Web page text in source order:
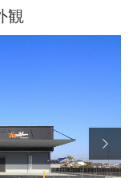
観
